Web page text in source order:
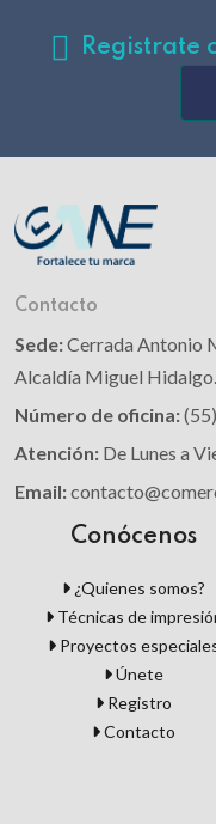
Registrate
Contacto
Sede:Cerrada Antonio
Alcaldía Miguel
Número de oficina:
Atención: De Lunes a
Email:
Conócenos
¿Quienes somos?
Técnicas de
Proyectos
Únete
Registro
Contacto